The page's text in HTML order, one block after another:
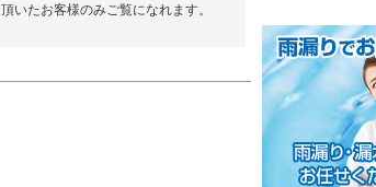
いたお客様のみご覧になれます。